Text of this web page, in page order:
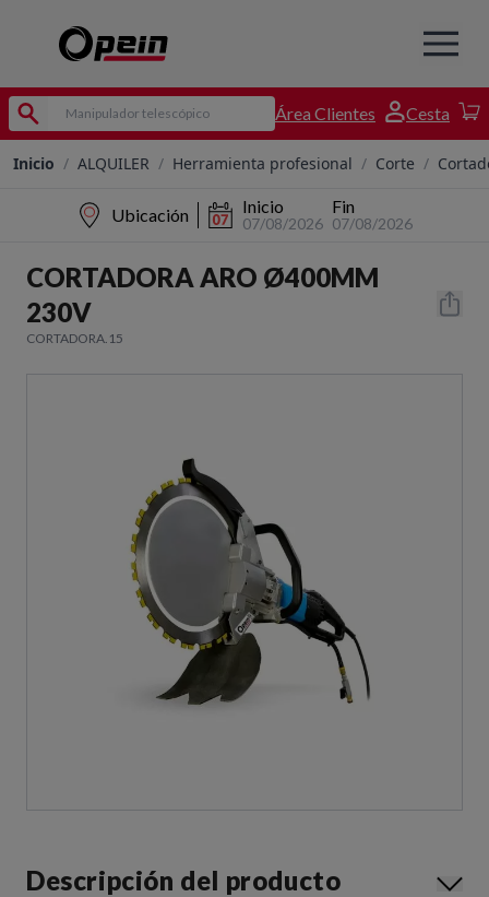
Área Clientes Cesta
Inicio / ALQUILER / Herramienta profesional / Corte /
Ubicación Inicio
07/08/2026
Fin
07/08/2026
CORTADORA ARO Ø400MM
230V
CORTADORA.15
Descripción del producto